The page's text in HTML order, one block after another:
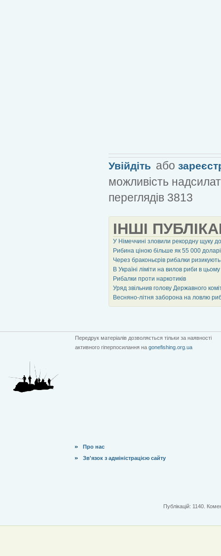
Увійдіть або
можливість
переглядів 3813
ІНШІ
У Німеччині зловили рекордну щуку
Рибина ціною більше як 55 000
Через браконьєрів рибалки
В Україні ліміти на вилов риби в
Рибалки проти наркотиків
Уряд звільнив голову Державного
Весняно-літня заборона на ловлю
Передрук матеріалів дозволяється тільки за наявності
активного гіперпосилання на gonefishing.org.ua
Про нас
Зв'язок з адміністрацією сайту
Публікацій: 1140.